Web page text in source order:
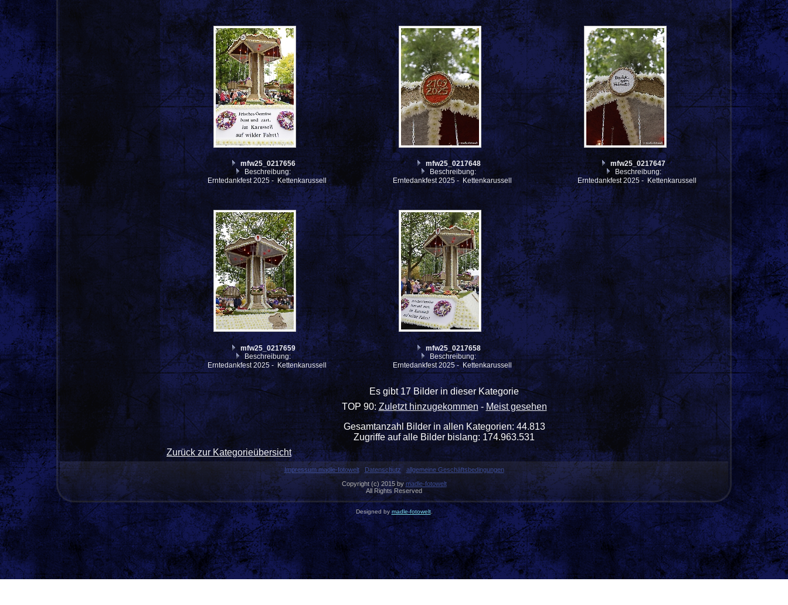
mfw25_0217656
Beschreibung:
Erntedankfest 2025 - Kettenkarussell
mfw25_0217648
Beschreibung:
Erntedankfest 2025 - Kettenkarussell
mfw25_0217647
Beschreibung:
Erntedankfest 2025 - Kettenkarussell
mfw25_0217659
Beschreibung:
Erntedankfest 2025 - Kettenkarussell
mfw25_0217658
Beschreibung:
Erntedankfest 2025 - Kettenkarussell
Es gibt 17 Bilder in dieser Kategorie
TOP 90:Zuletzt hinzugekommen- Meist gesehen
Gesamtanzahl Bilder in allen Kategorien: 44.813
Zugriffe auf alle Bilder bislang: 174.963.531
Zurück zur Kategorieübersicht
Impressum madle-fotowelt Datenschutz
allgemeine Geschäftsbedingungen
Copyright (c) 2015 by madle-fotowelt
All Rights Reserved
Designed bymadle-fotowelt.